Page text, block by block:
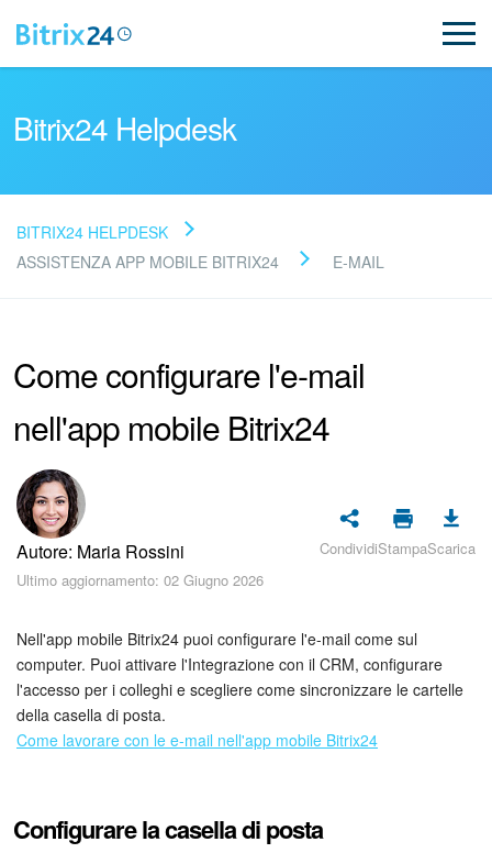
Leggi le domande frequenti
Supporto Bitrix24
Registrazione e accesso
Piani e pagamento
Sicurezza in Bitrix24
CoPilot: IA in Bitrix24
Feed
Collab
Bitrix24 Helpdesk
BITRIX24 HELPDESK
ASSISTENZA APP MOBILE BITRIX24
E-MAIL
Come configurare l'e-mail
nell'app mobile Bitrix24
Autore: Maria Rossini
Ultimo aggiornamento: 02 Giugno 2026
CondividiStampaScarica
Nell'app mobile Bitrix24 puoi configurare l'e-mail come sul
computer. Puoi attivare l'Integrazione con il CRM, configurare
l'accesso per i colleghi e scegliere come sincronizzare le cartelle
della casella di posta.
Come lavorare con le e-mail nell'app mobile Bitrix24
Configurare la casella di posta